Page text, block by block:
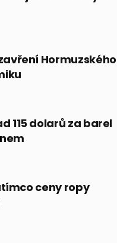
Hormuzského
115 dolarů za barel
ceny ropy